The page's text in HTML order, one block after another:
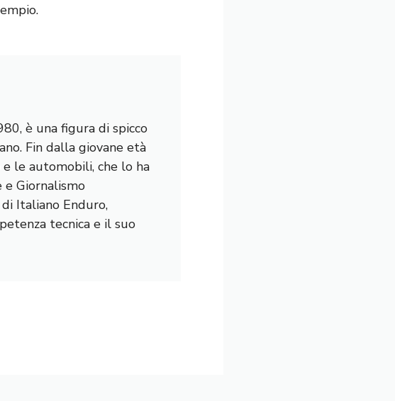
è una figura di spicco
Fin dalla giovane età
le automobili, che lo ha
e Giornalismo
Italiano Enduro,
tecnica e il suo